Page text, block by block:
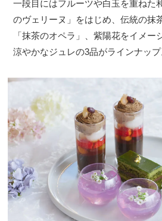
一段目にはフルーツや白玉を重ねた
のヴェリーヌ」をはじめ、伝統の抹
「抹茶のオペラ」、紫陽花をイメー
涼やかなジュレの3品がラインナップ